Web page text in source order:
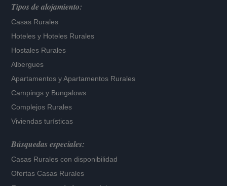
Tipos de alojamiento:
Casas Rurales
Hoteles y Hoteles Rurales
Hostales Rurales
Albergues
Apartamentos yApartamentos Rurales
Campings y Bungalows
Complejos Rurales
Viviendas turísticas
Búsquedas especiales:
Casas Rurales con disponibilidad
Ofertas Casas Rurales